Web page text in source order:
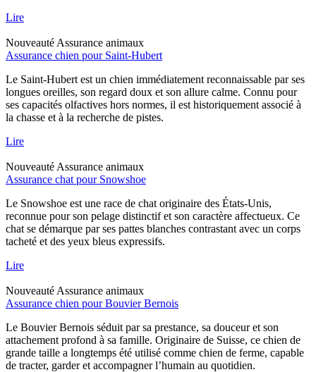
Lire
Nouveauté Assurance animaux
Assurance chien pour Saint-Hubert
Le Saint-Hubert est un chien immédiatement reconnaissable par ses
longues oreilles, son regard doux et son allure calme. Connu pour
ses capacités olfactives hors normes, il est historiquement associé à
la chasse et à la recherche de pistes.
Lire
Nouveauté Assurance animaux
Assurance chat pour Snowshoe
Le Snowshoe est une race de chat originaire des États-Unis,
reconnue pour son pelage distinctif et son caractère affectueux. Ce
chat se démarque par ses pattes blanches contrastant avec un corps
tacheté et des yeux bleus expressifs.
Lire
Nouveauté Assurance animaux
Assurance chien pour Bouvier Bernois
Le Bouvier Bernois séduit par sa prestance, sa douceur et son
attachement profond à sa famille. Originaire de Suisse, ce chien de
grande taille a longtemps été utilisé comme chien de ferme, capable
de tracter, garder et accompagner l’humain au quotidien.